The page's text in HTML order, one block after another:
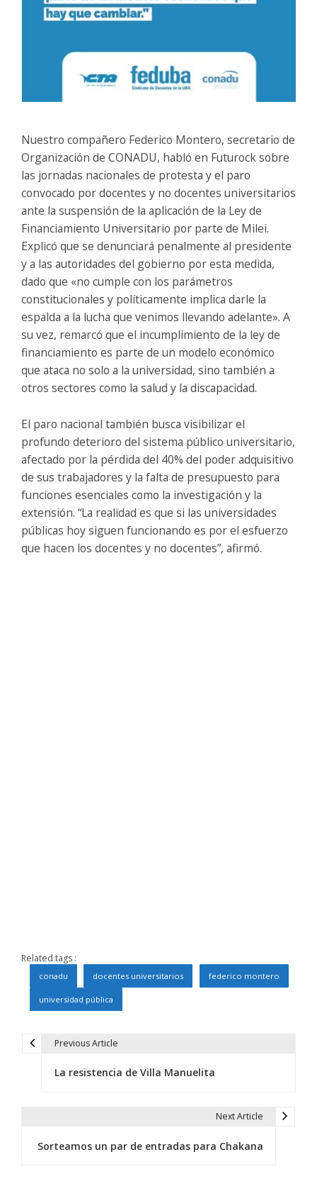
Nuestro compañero Federico Montero, secretario de
Organización de CONADU, habló en Futurock sobre
las jornadas nacionales de protesta y el paro
convocado por docentes y no docentes universitarios
ante la suspensión de la aplicación de la Ley de
Financiamiento Universitario por parte de Milei.
Explicó que se denunciará penalmente al presidente
y a las autoridades del gobierno por esta medida,
dado que «no cumple con los parámetros
constitucionales y políticamente implica darle la
espalda a la lucha que venimos llevando adelante». A
su vez, remarcó que el incumplimiento de la ley de
financiamiento es parte de un modelo económico
que ataca no solo a la universidad, sino también a
otros sectores como la salud y la discapacidad.
El paro nacional también busca visibilizar el
profundo deterioro del sistema público universitario,
afectado por la pérdida del 40% del poder adquisitivo
de sus trabajadores y la falta de presupuesto para
funciones esenciales como la investigación y la
extensión. “La realidad es que si las universidades
públicas hoy siguen funcionando es por el esfuerzo
que hacen los docentes y no docentes”, afirmó.
Related tags :
conadu docentes universitarios federico montero
universidad pública
Previous Article
La resistencia de Villa Manuelita
Next Article
Sorteamos un par de entradas para Chakana